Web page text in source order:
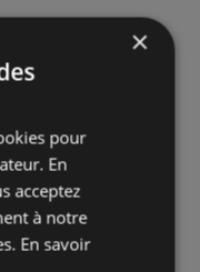
×
pour
En
acceptez
à notre
En savoir